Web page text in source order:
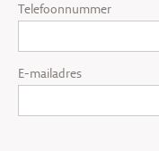
Telefoonnummer
E-mailadres